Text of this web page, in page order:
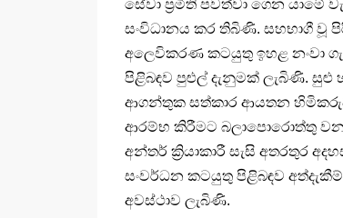
සේවා ප්‍රමිති පවත්වා ගෙන
සංවිධානය කර තිබිණි. සහභාගී වූ
අලෙවිකරණ කටයුතු ඉහළ නංවා
පිළිබඳව පුළුල් දැනුමක් ලැබිණි. සුළු
ආගන්තුක සත්කාර ආයතන
ආරම්භ කිරීමට බලාපොරොත්තු වන
අන්තර් ක්‍රියාකාරී සැසි අතරතුර
සංවර්ධන කටයුතු පිළිබඳව
අවස්ථාව ලැබිණි.